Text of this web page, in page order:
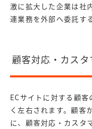
激に拡大した企業は社
連業務を外部へ委託す
顧客対応・カスタ
ECサイトに対する顧
く左右されます。顧客
に、顧客対応・カスタ